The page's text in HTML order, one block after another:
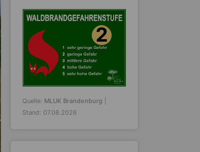
2
Quelle: MLUK Brandenburg
Stand: 07.08.2026